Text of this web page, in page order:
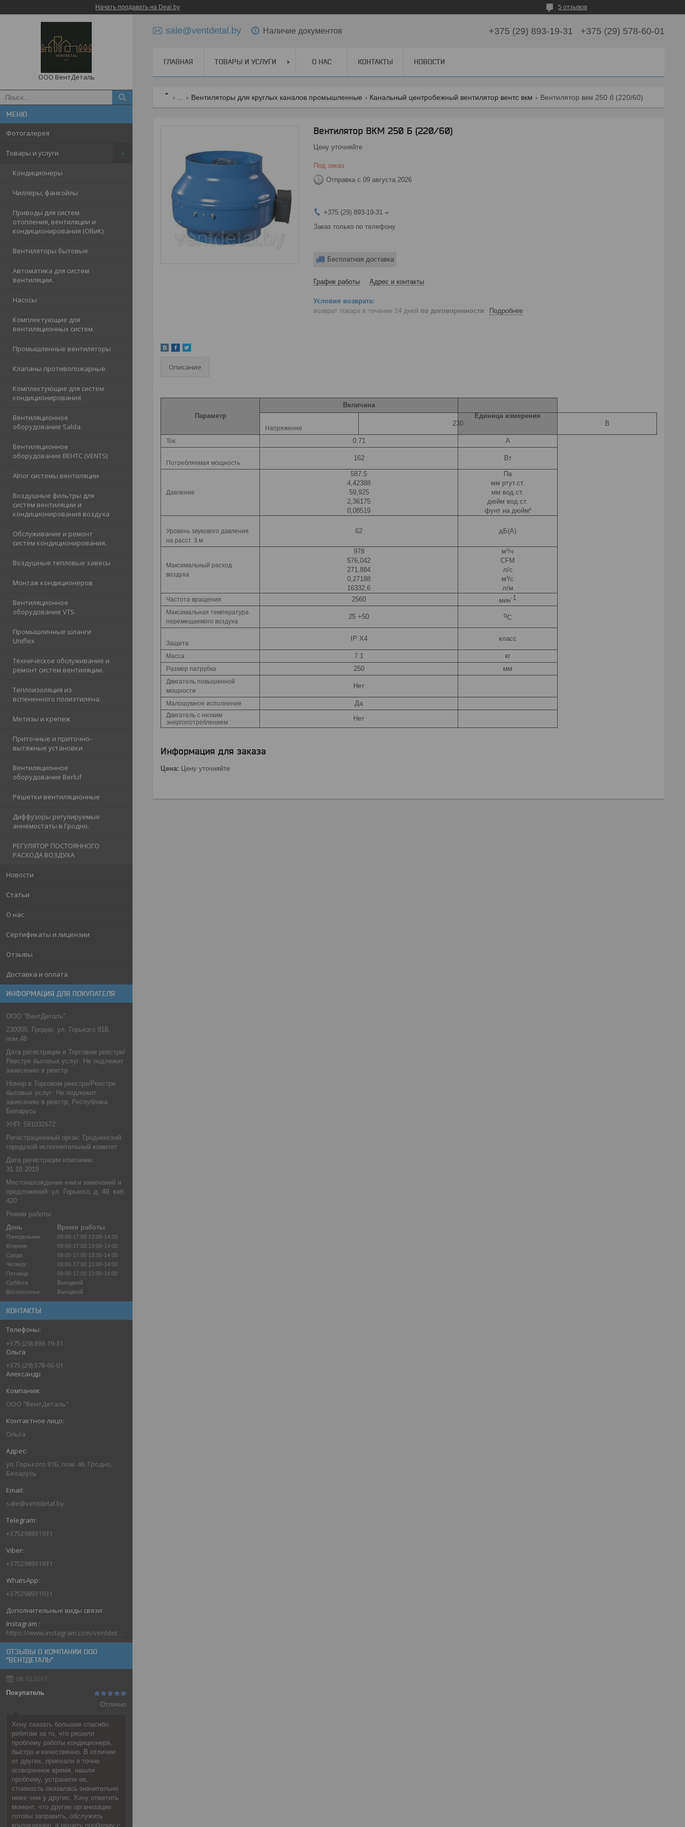
Начать продавать на Deal.by 5 отзывов
ООО ВентДеталь
Фотогалерея
Товары и услуги
Кондиционеры
Чиллеры, фанкойлы
Приводы для систем
отопления, вентиляции и
кондиционирования (ОВиК)
Вентиляторы бытовые
Автоматика для систем
вентиляции.
Насосы
Комплектующие для
вентиляционных систем.
Промышленные вентиляторы
Клапаны противопожарные
Комплектующие для систем
кондиционирования
Вентиляционное
оборудование Salda.
Вентиляционное
оборудование ВЕНТС (VENTS)
Alnor cистемы вентиляции
Воздушные фильтры для
систем вентиляции и
кондиционирования воздуха
Обслуживание и ремонт
систем кондиционирования.
Воздушные тепловые завесы
Монтаж кондиционеров
Вентиляционное
оборудование VTS.
Промышленные шланги
Uniflex
Техническое обслуживание и
ремонт систем вентиляции.
Теплоизоляция из
вспененного полиэтилена.
Метизы и крепеж
Приточные и приточно-
вытяжные установки
Вентиляционное
оборудование Berluf
Решетки вентиляционные
Диффузоры регулируемые
аннемостаты в Гродно.
РЕГУЛЯТОР ПОСТОЯННОГО
РАСХОДА ВОЗДУХА
Новости
Статьи
О нас
Сертификаты и лицензии
Отзывы
Доставка и оплата
ИНФОРМАЦИЯ ДЛЯ ПОКУПАТЕЛЯ
ООО "ВентДеталь"
230005, Гродно, ул. Горького 91Б,
пом.46
Дата регистрации в Торговом реестре/
Реестре бытовых услуг: Не подлежит
занесению в реестр
Номер в Торговом реестре/Реестре
бытовых услуг: Не подлежит
занесению в реестр, Республика
Беларусь
УНП: 591032672
Регистрационный орган: Гродненский
городской исполнительный комитет
Дата регистрации компании:
31.10.2019
Местонахождение книги замечаний и
предложений: ул. Горького, д. 49, каб.
420
Режим работы:
День
Время работы
Понедельник 09:00-17:00 13:00-14:00
Вторник
09:00-17:00 13:00-14:00
Среда
09:00-17:00 13:00-14:00
Четверг
09:00-17:00 13:00-14:00
Пятница
09:00-17:00 13:00-14:00
Суббота
Выходной
Воскресенье
Выходной
КОНТАКТЫ
+375 (29) 893-19-31
Ольга
+375 (29) 578-60-01
Александр
ООО "ВентДеталь"
Ольга
ул. Горького 91Б, пом. 46, Гродно,
Беларусь
sale@ventdetal.by
+375298931931
+375298931931
+375298931931
Instagram
https://www.instagram.com/ventdetal_grodno/
ОТЗЫВЫ О КОМПАНИИ ООО
"ВЕНТДЕТАЛЬ"
08.10.2017
Покупатель
Отлично
Хочу сказать большое спасибо
ребятам за то, что решили
проблему работы кондиционера,
быстро и качественно. В отличии
от других, приехали в точно
оговоренное время, нашли
проблему, устранили ее,
стоимость оказалась значительно
ниже чем у других. Хочу отметить
момент, что другие организации
готовы заправить, обслужить
кондиционер, а решить проблему с
sale@ventdetal.by Наличие документов +375 (29) 893-19-31 +375 (29) 578-60-01
ГЛАВНАЯ ТОВАРЫ И УСЛУГИ О НАС КОНТАКТЫ НОВОСТИ
Вентиляторы для круглых каналов промышленные Канальный центробежный вентилятор вентс вкм Вентилятор вкм 250 б (220/60)
Вентилятор ВКМ 250 Б (220/60)
Цену уточняйте
Под заказ
Отправка с 09 августа 2026
+375 (29) 893-19-31
Заказ только по телефону
Бесплатная доставка
График работы Адрес и контакты
возврат товара в течение 14 дней по договоренности Подробнее
Описание
Параметр
Величина
Единица измерения
Напряжение
230 В
Ток 0.71 А
Потребляемая мощность
162 Вт
Давление
587.5
4,42388
59,925
2,36175
0,08519
Па
мм ртут.ст.
мм вод.ст.
дюйм вод.ст.
фунт на дюйм²
Уровень звукового давления
на расст. 3 м
62 дБ(А)
Максимальный расход
воздуха
978
576,042
271,884
0,27188
16332,6
м³/ч
CFM
л/с
м³/c
л/м
Частота вращения 2560 мин-1
Максимальная температура
перемещаемого воздуха
25 +50 оС
Защита
IP X4 класс
Масса 7.1 кг
Размер патрубка 250 мм
Двигатель повышенной
мощности
Нет
Малошумное исполнение Да
Двигатель с низким
энергопотреблением
Нет
Информация для заказа
Цена: Цену уточняйте